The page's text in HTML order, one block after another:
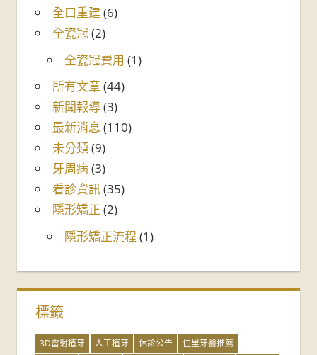
全口重建 (6)
全瓷冠(2)
全瓷冠費用 (1)
所有文章(44)
新聞報導(3)
最新消息 (110)
未分類(9)
牙周病(3)
看診資訊(35)
隱形矯正 (2)
隱形矯正流程 (1)
標籤
3D雷射植牙 人工植牙 休診公告
佳里牙醫推薦